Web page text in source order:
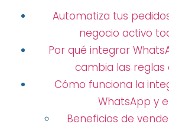
Automatiza tus
negocio activo
Por qué integrar
cambia las reglas
Cómo funciona la
WhatsApp y el
Beneficios de